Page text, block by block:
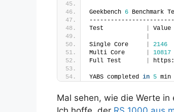
Geekbench 6 Benchmark
Test
Single Core
2146
Multi Core
10817
Full Test
https:
YABS completed in 5 min
Mal sehen, wie die Werte in